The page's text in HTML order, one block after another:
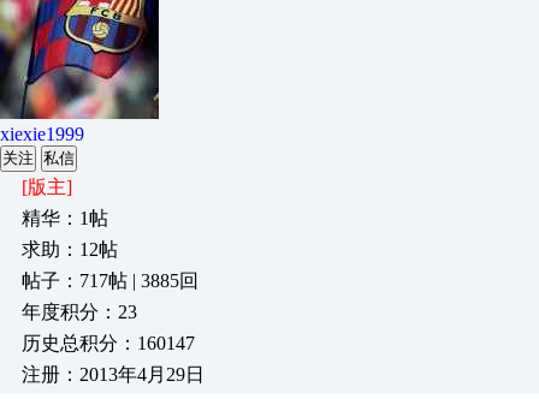
xiexie1999
关注 私信
[版主]
精华：1帖
求助：12帖
帖子：717帖 | 3885回
年度积分：23
历史总积分：160147
注册：2013年4月29日